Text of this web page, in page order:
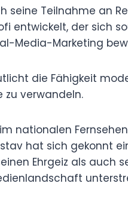
seine Teilnahme an
entwickelt, der sich
Media-Marketing
die Fähigkeit
zu verwandeln.
nationalen
hat sich gekonnt
Ehrgeiz als auch